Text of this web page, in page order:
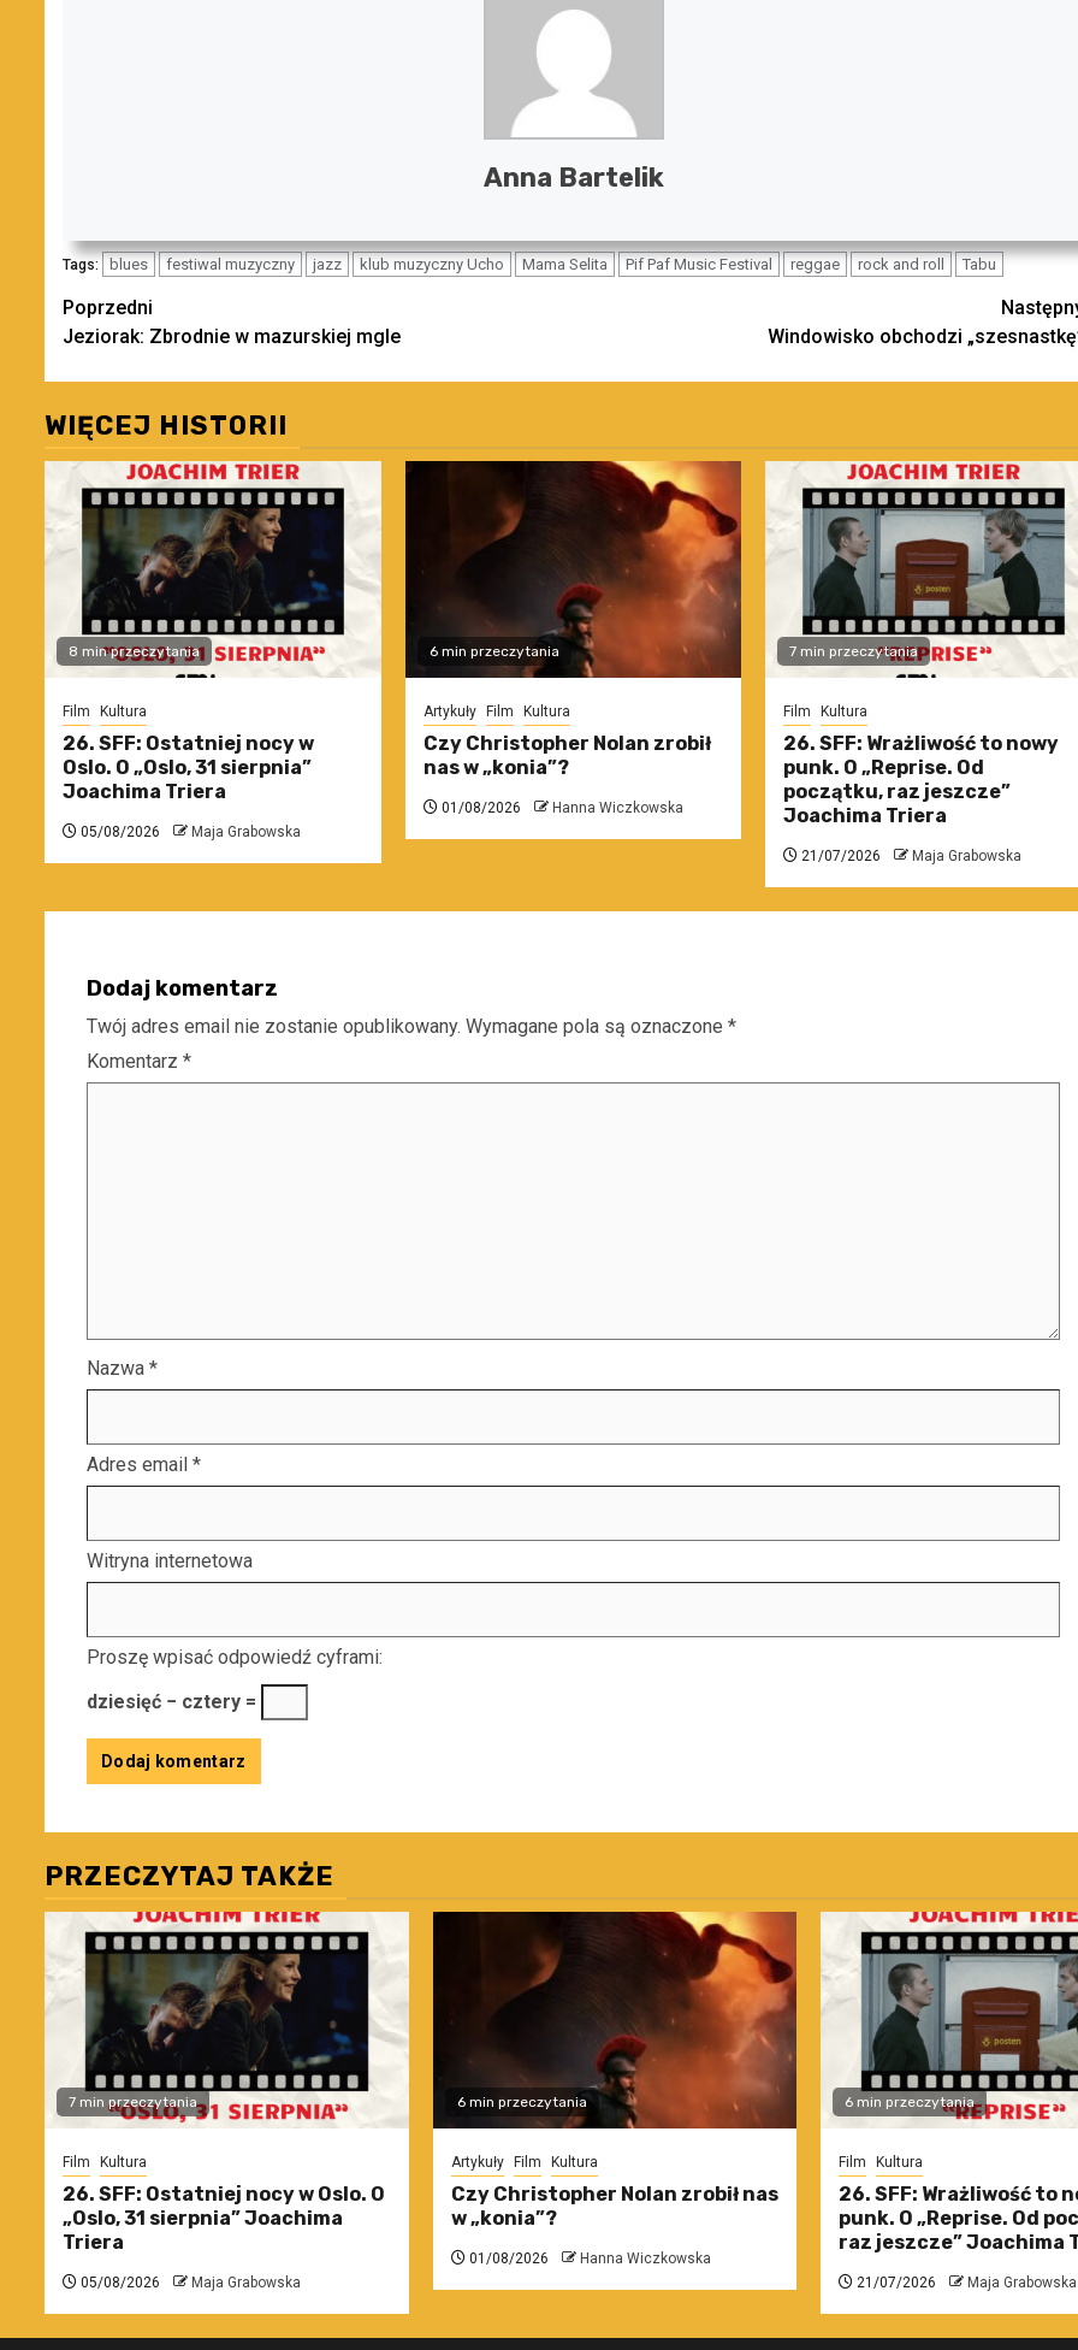
Anna Bartelik
Tags: blues festiwal muzyczny jazz klub muzyczny Ucho Mama Selita Pif Paf Music Festival reggae rock and roll Tabu
Zobacz
wpisy
Poprzedni
Jeziorak: Zbrodnie w mazurskiej mgle
Windowisko obchodzi
WIĘCEJ HISTORII
8 min przeczytania
Film Kultura
26. SFF: Ostatniej nocy w
Oslo. O „Oslo, 31 sierpnia”
Joachima Triera
05/08/2026 Maja Grabowska
6 min przeczytania
Artykuły Film Kultura
Czy Christopher Nolan zrobił
nas w „konia”?
01/08/2026 Hanna Wiczkowska
7 min przeczytania
Film Kultura
26. SFF: Wrażliwość to nowy
punk. O „Reprise. Od
początku, raz jeszcze”
Joachima Triera
21/07/2026 Maja Grabowska
Dodaj komentarz
Twój adres email nie zostanie opublikowany. Wymagane pola są oznaczone *
Komentarz *
Nazwa *
Adres email *
Witryna internetowa
Proszę wpisać odpowiedź cyframi:
dziesięć − cztery =
PRZECZYTAJ TAKŻE
7 min przeczytania
Film Kultura
26. SFF: Ostatniej nocy w Oslo. O
„Oslo, 31 sierpnia” Joachima
Triera
05/08/2026 Maja Grabowska
6 min przeczytania
Artykuły Film Kultura
Czy Christopher Nolan zrobił nas
w „konia”?
01/08/2026 Hanna Wiczkowska
6 min przeczytania
Film Kultura
26. SFF: Wrażliwość to
punk. O „Reprise. Od
raz jeszcze” Joachima
21/07/2026 Maja Grabowska